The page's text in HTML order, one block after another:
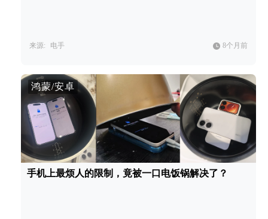
来源: 电手 8个月前
鸿蒙/安卓
手机上最烦人的限制，竟被一口电饭锅解决了？